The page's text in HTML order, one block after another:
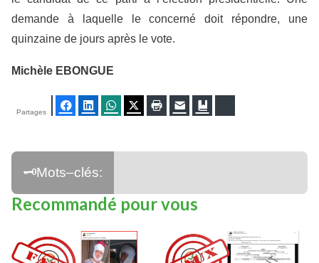
demande à laquelle le concerné doit répondre, une
quinzaine de jours après le vote.
Michèle EBONGUE
FacebookLinkedInWhatsApp
TwitterImprimer
E-mail
Partages
Recommandé pour vous